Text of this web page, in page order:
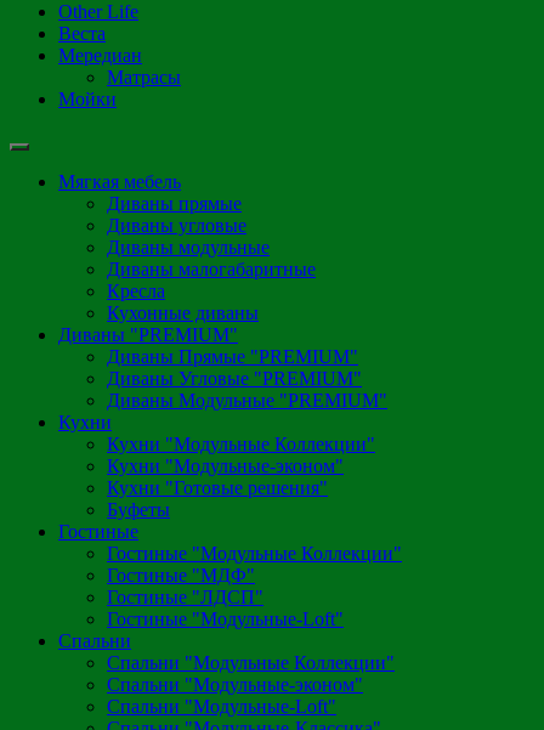
Other Life
Веста
Мередиан
Матрасы
Мойки
Мягкая мебель
Диваны прямые
Диваны угловые
Диваны модульные
Диваны малогабаритные
Кресла
Кухонные диваны
Диваны "PREMIUM"
Диваны Прямые "PREMIUM"
Диваны Угловые "PREMIUM"
Диваны Модульные "PREMIUM"
Кухни
Кухни "Модульные Коллекции"
Кухни "Модульные-эконом"
Кухни "Готовые решения"
Буфеты
Гостиные
Гостиные "Модульные Коллекции"
Гостиные "МДФ"
Гостиные "ЛДСП"
Гостиные "Модульные-Loft"
Спальни
Спальни "Модульные Коллекции"
Спальни "Модульные-эконом"
Спальни "Модульные-Loft"